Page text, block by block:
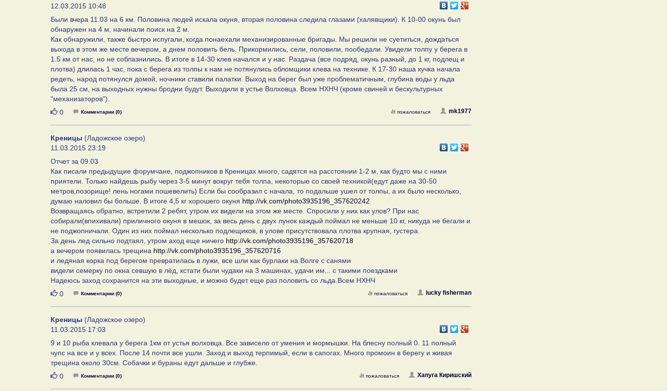
12.03.2015 10:48
Были вчера 11.03 на 6 км. Половина людей искала окуня, вторая половина следила глазами (халявщики). К 10-00 окунь был
обнаружен на 4 м, начинали поиск на 2 м.
Как обнаружили, также быстро испугали, когда понаехали механизированные бригады. Мы решили не суетиться, дождаться
выхода в этом же месте вечером, а днем половить бель. Прикормились, сели, половили, пообедали. Увидели толпу у берега в
1.5 км от нас, но не соблазнились. В итоге в 14-30 клев начался и у нас. Раздача (все подряд, окунь разный, до 1 кг, подлещ и
плотва) длилась 1 час, пока с берега из толпы к нам не потянулись обломщики клева на технике. К 17-30 наша кучка начала
редеть, народ потянулся домой, ночники ставили палатки. Выход на берег был уже проблематичным, глубина воды у льда
была 25 см, на выходных нужны бродни будут. Выходили в устье Волховца. Всем НХНЧ (кроме свиней и бескультурных
"механизаторов").
Нравится
0 Комментарии (0) mk1977
пожаловаться
Креницы (Ладожское озеро)
11.03.2015 23:19
Отчет за 09.03
Как писали предыдущие форумчане, поджопников в Креницах много, садятся на расстоянии 1-2 м, как будто мы с ними
приятели. Только найдешь рыбу через 3-5 минут вокруг тебя толпа, некоторые со своей техникой(едут даже на 30-50
метров,позорище! лень ногами пошевелить) Если бы сообразил с начала, то подальше ушел от толпы, а их было несколько,
думаю наловил бы больше. В итоге 4,5 кг хорошего окуня http://vk.com/photo3935196_357620242
Возвращаясь обратно, встретили 2 ребят, утром их видели на этом же месте. Спросили у них как улов? При нас
собирали(впихивали) приличного окуня в мешок, за весь день с двух лунок каждый поймал не меньше 10 кг, никуда не бегали и
не поджопничали. Один из них поймал несколько подлещиков, в улове присутствовала плотва крупная, густера.
За день лед сильно подтаял, утром аход еще ничего http://vk.com/photo3935196_357620718
а вечером появилась трещина http://vk.com/photo3935196_357620716
и ледяная корка под берегом превратилась в лужи, все шли как бурлаки на Волге с санями
видели семерку по окна севшую в лёд, кстати были чудаки на 3 машинах, удачи им... с такими поездками
Надеюсь заход сохранится на эти выходные, и можно будет еще раз половить со льда.Всем НХНЧ
Нравится
0 Комментарии (0) lucky fisherman
пожаловаться
Креницы (Ладожское озеро)
11.03.2015 17:03
9 и 10 рыба клевала у берега 1км от устья волховца. Все зависело от умения и мормышки. На блесну полный 0. 11 полный
чупс на все и у всех. После 14 почти все ушли. Заход и выход терпимый, если в сапогах. Много промоин в берегу и живая
трещина около 30см. Собачки и бураны едут дальше и глубже.
Нравится
0 Комментарии (0) Хапуга Киришский
пожаловаться